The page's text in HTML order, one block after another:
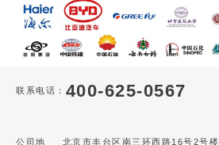
联系电话： 400-625-0567
公司地 北京市丰台区南三环西路16号2号楼